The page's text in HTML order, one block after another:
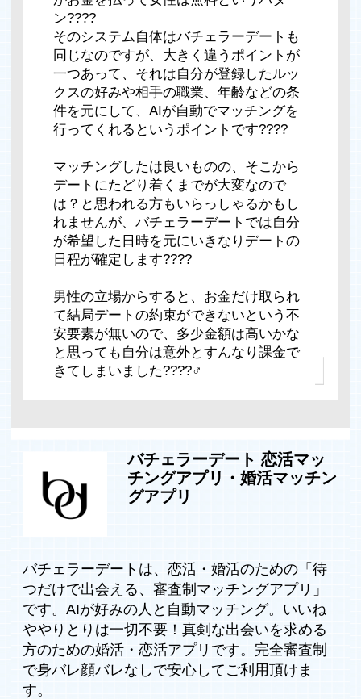
ン????
そのシステム自体はバチェラーデートも
同じなのですが、大きく違うポイントが
一つあって、それは自分が登録したルッ
クスの好みや相手の職業、年齢などの条
件を元にして、AIが自動でマッチングを
行ってくれるというポイントです????
マッチングしたは良いものの、そこから
デートにたどり着くまでが大変なので
は？と思われる方もいらっしゃるかもし
れませんが、バチェラーデートでは自分
が希望した日時を元にいきなりデートの
日程が確定します????
男性の立場からすると、お金だけ取られ
て結局デートの約束ができないという不
安要素が無いので、多少金額は高いかな
と思っても自分は意外とすんなり課金で
きてしまいました????‍♂️
バチェラーデート 恋活マッ
チングアプリ・婚活マッチン
グアプリ
バチェラーデートは、恋活・婚活のための「待
つだけで出会える、審査制マッチングアプリ」
です。AIが好みの人と自動マッチング。いいね
ややりとりは一切不要！真剣な出会いを求める
方のための婚活・恋活アプリです。完全審査制
で身バレ顔バレなしで安心してご利用頂けま
す。